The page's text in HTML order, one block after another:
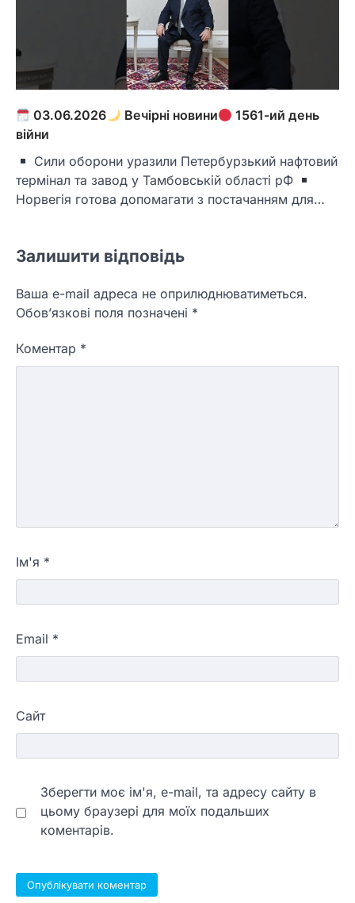
03.06.2026 Вечірні новини
1561-ий день
війни
Сили оборони уразили Петербурзький нафтовий
термінал та завод у Тамбовській області рФ
Норвегія готова допомагати з постачанням для…
Залишити відповідь
Ваша e-mail адреса не оприлюднюватиметься.
Обов’язкові поля позначені *
Коментар *
Ім'я *
Email *
Сайт
Зберегти моє ім'я, e-mail, та адресу сайту в
цьому браузері для моїх подальших
коментарів.